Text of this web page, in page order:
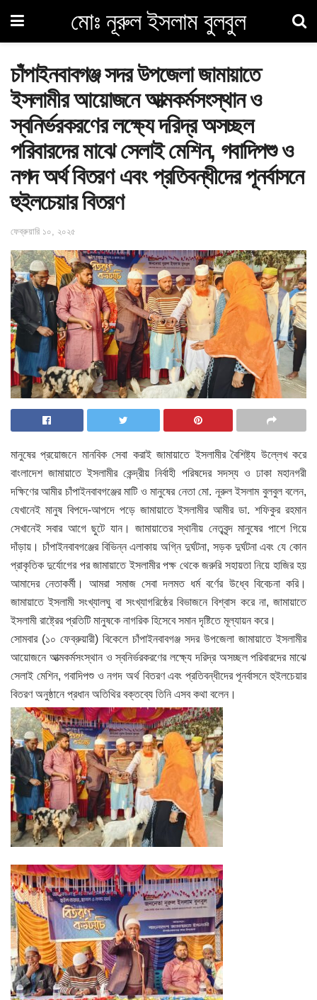
মোঃ নূরুল ইসলাম বুলবুল
চাঁপাইনবাবগঞ্জ সদর উপজেলা জামায়াতে
ইসলামীর আয়োজনে আত্মকর্মসংস্থান ও
স্বনির্ভরকরণের লক্ষ্যে দরিদ্র অসচ্ছল
পরিবারদের মাঝে সেলাই মেশিন, গবাদিপশু ও
নগদ অর্থ বিতরণ এবং প্রতিবন্ধীদের পূনর্বাসনে
হুইলচেয়ার বিতরণ
ফেব্রুয়ারি ১০, ২০২৫
মানুষের প্রয়োজনে মানবিক সেবা করাই জামায়াতে ইসলামীর বৈশিষ্ট্য উল্লেখ করে
বাংলাদেশ জামায়াতে ইসলামীর কেন্দ্রীয় নির্বাহী পরিষদের সদস্য ও ঢাকা মহানগরী
দক্ষিণের আমীর চাঁপাইনবাবগঞ্জের মাটি ও মানুষের নেতা মো. নূরুল ইসলাম বুলবুল বলেন,
যেখানেই মানুষ বিপদে-আপদে পড়ে জামায়াতে ইসলামীর আমীর ডা. শফিকুর রহমান
সেখানেই সবার আগে ছুটে যান। জামায়াতের স্থানীয় নেতৃবৃন্দ মানুষের পাশে গিয়ে
দাঁড়ায়। চাঁপাইনবাবগঞ্জের বিভিন্ন এলাকায় অগ্নি দুর্ঘটনা, সড়ক দুর্ঘটনা এবং যে কোন
প্রাকৃতিক দুর্যোগের পর জামায়াতে ইসলামীর পক্ষ থেকে জরুরি সহায়তা নিয়ে হাজির হয়
আমাদের নেতাকর্মী। আমরা সমাজ সেবা দলমত ধর্ম বর্ণের উধ্বে বিবেচনা করি।
জামায়াতে ইসলামী সংখ্যালঘু বা সংখ্যাগরিষ্ঠের বিভাজনে বিশ্বাস করে না, জামায়াতে
ইসলামী রাষ্ট্রের প্রতিটি মানুষকে নাগরিক হিসেবে সমান দৃষ্টিতে মূল্যায়ন করে।
সোমবার (১০ ফেব্রুয়ারী) বিকেলে চাঁপাইনবাবগঞ্জ সদর উপজেলা জামায়াতে ইসলামীর
আয়োজনে আত্মকর্মসংস্থান ও স্বনির্ভরকরণের লক্ষ্যে দরিদ্র অসচ্ছল পরিবারদের মাঝে
সেলাই মেশিন, গবাদিপশু ও নগদ অর্থ বিতরণ এবং প্রতিবন্ধীদের পূনর্বাসনে হুইলচেয়ার
বিতরণ অনুষ্ঠানে প্রধান অতিথির বক্তব্যে তিনি এসব কথা বলেন।